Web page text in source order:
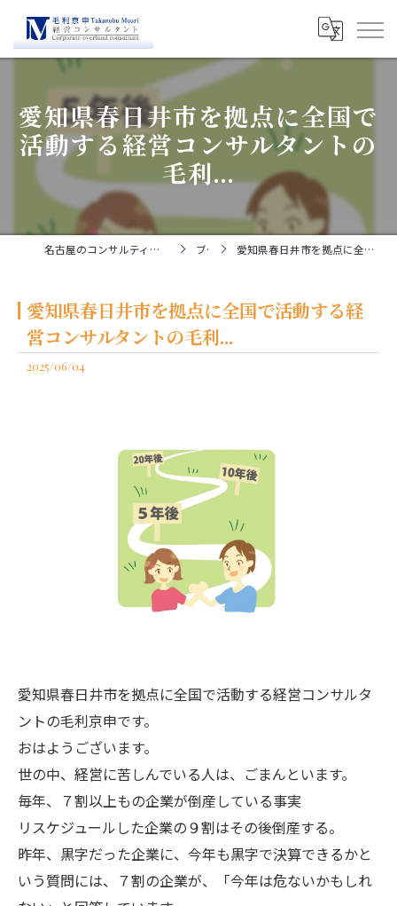
愛知県春日井市を拠点に全国で
活動する経営コンサルタントの
毛利...
名古屋のコンサルティングなら経営コンサルタント毛利京申 ブログ 愛知県春日井市を拠点に全国で活動する経営コンサルタントの毛利...
愛知県春日井市を拠点に全国で活動する経
営コンサルタントの毛利...
2025/06/04
愛知県春日井市を拠点に全国で活動する経営コンサルタ
ントの毛利京申です。
おはようございます。
世の中、経営に苦しんでいる人は、ごまんといます。
毎年、７割以上もの企業が倒産している事実
リスケジュールした企業の９割はその後倒産する。
昨年、黒字だった企業に、今年も黒字で決算できるかと
いう質問には、７割の企業が、「今年は危ないかもしれ